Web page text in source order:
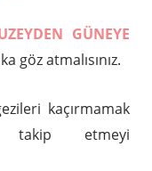
GÜNEYE
göz atmalısınız.
kaçırmamak
takip etmeyi